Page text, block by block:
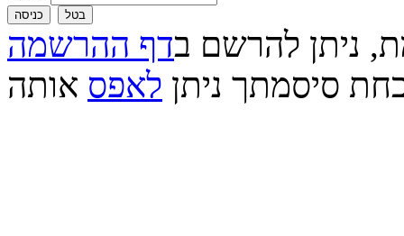
כניסה בטל
ניתן להרשם בדף ההרשמה
סיסמתך ניתן לאפס אותה